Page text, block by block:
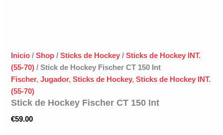
Inicio /Shop /Sticks de Hockey /Sticks de Hockey INT.
(55-70) / Stick de Hockey Fischer CT 150 Int
Fischer,Jugador,Sticks de Hockey,Sticks de Hockey INT.
(55-70)
Stick de Hockey Fischer CT 150 Int
€59.00